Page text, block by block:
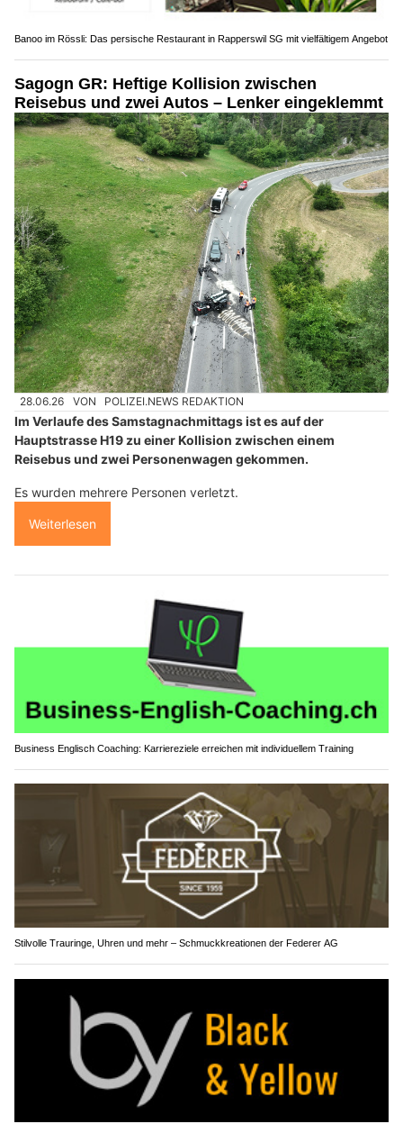
Banoo im Rössli: Das persische Restaurant in Rapperswil SG mit vielfältigem Angebot
Sagogn GR: Heftige Kollision zwischen
Reisebus und zwei Autos – Lenker eingeklemmt
28.06.26 VON POLIZEI.NEWS REDAKTION
Im Verlaufe des Samstagnachmittags ist es auf der
Hauptstrasse H19 zu einer Kollision zwischen einem
Reisebus und zwei Personenwagen gekommen.
Es wurden mehrere Personen verletzt.
Weiterlesen
Business Englisch Coaching: Karriereziele erreichen mit individuellem Training
Stilvolle Trauringe, Uhren und mehr – Schmuckkreationen der Federer AG